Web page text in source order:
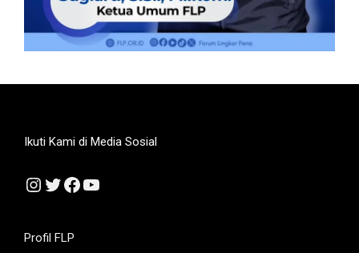
Ikuti Kami di Media Sosial
Instagram
Twitter
Facebook
YouTube
Profil FLP